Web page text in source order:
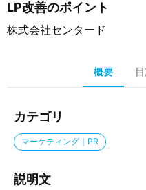
LP改善のポイント
株式会社センタード
概要
カテゴリ
マーケティング｜PR
説明文